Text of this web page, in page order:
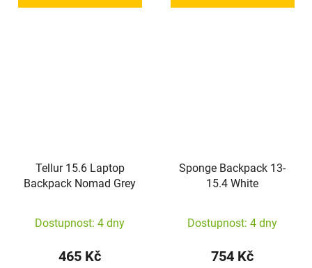
Tellur 15.6 Laptop
Backpack Nomad Grey
Dostupnost: 4 dny
465 Kč
Sponge Backpack 13-
15.4 White
Dostupnost: 4 dny
754 Kč